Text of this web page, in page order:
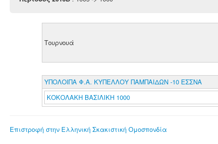
Τουρνουά
ΥΠΟΛΟΙΠΑ Φ.Α. ΚΥΠΕΛΛΟΥ ΠΑΜΠΑΙΔΩΝ -10 ΕΣΣΝΑ
ΚΟΚΟΛΑΚΗ ΒΑΣΙΛΙΚΗ 1000
Επιστροφή στην Ελληνική Σκακιστική Ομοσπονδία